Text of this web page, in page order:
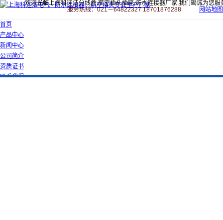
欢迎光临上海科迎法分线盒,航空插头插座,防水连接器厂家,我们竭诚为您服
服务热线：021－64822327 18701876288
网站地图
首页
产品中心
新闻中心
公司简介
资质证书
联系我们